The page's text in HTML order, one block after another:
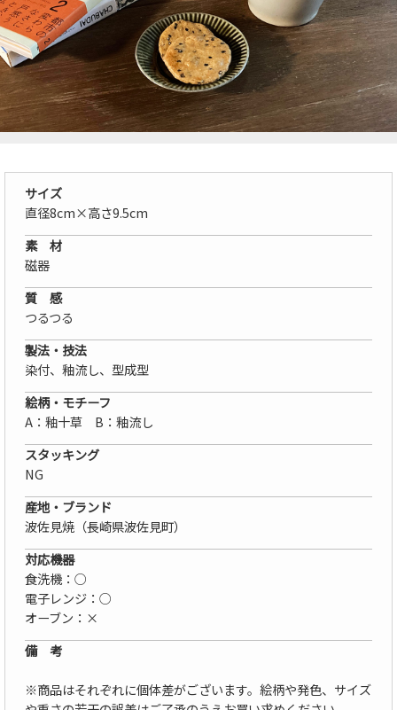
サイズ
直径8cm×高さ9.5cm
素 材
磁器
質 感
つるつる
製法・技法
染付、釉流し、型成型
絵柄・モチーフ
A：釉十草 B：釉流し
スタッキング
NG
産地・ブランド
波佐見焼（長崎県波佐見町）
対応機器
食洗機：○
電子レンジ：○
オーブン：×
備 考
※商品はそれぞれに個体差がございます。絵柄や発色、サイズ